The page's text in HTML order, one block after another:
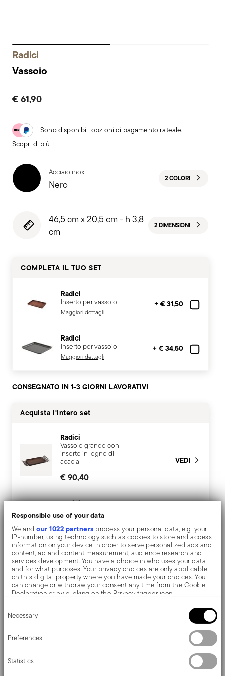
Responsible use of your data
We andour 1022 partners process your personal data, e.g. your
IP-number, using technology such as cookies to store and access
information on your device in order to serve personalized ads and
content, ad and content measurement, audience research and
services development. You have a choice in who uses your data
and for what purposes. Your privacy choices are only applicable
on this digital property where you have made your choices. You
can change or withdraw your consent any time from the Cookie
Declaration or by clicking on the Privacy trigger icon.
Collect information about your geographical location
Identify your device by actively scanning it for specific
characteristics (fingerprinting)
Find out more about how your personal data is processed and set
your preferences in the
Selection
Necessary
Preferences
Statistics
Radici
Vassoio
€ 61,90
Sono disponibili opzioni di pagamento rateale.
Scopri di più
Acciaio inox
Nero 2 COLORI
46,5 cm x 20,5 cm - h 3,8
cm
2 DIMENSIONI
COMPLETA IL TUO SET
Radici
Inserto per vassoio
Maggiori dettagli
+ € 31,50
Radici
Inserto per vassoio
Maggiori dettagli
+ € 34,50
CONSEGNATO IN 1-3 GIORNI LAVORATIVI
Acquista l'intero set
Radici
Vassoio grande con
inserto in legno di
acacia
€ 90,40
VEDI
Radici
Vassoio grande con
inserto in legno laccato
€ 93,40
Descrizione
Sambonet Radici Vassoio - Rettangolare - 46,5 cm x
20,5 cm - h 3,8 cm
Ispirati al design geometrico degli anni Settanta, gli